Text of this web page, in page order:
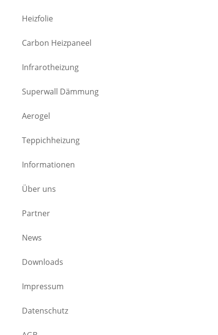
Heizfolie
Carbon Heizpaneel
Infrarotheizung
Superwall Dämmung
Aerogel
Teppichheizung
Informationen
Über uns
Partner
News
Downloads
Impressum
Datenschutz